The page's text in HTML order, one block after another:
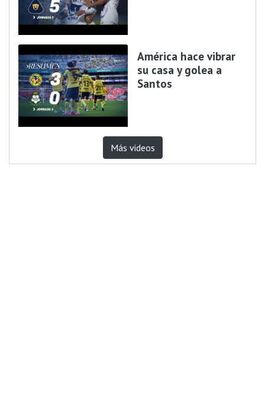
América hace vibrar
su casa y golea a
Santos
Más videos